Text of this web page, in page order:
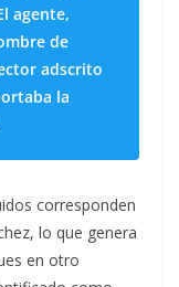
agente,
de
adscrito
la
corresponden
lo que genera
en otro